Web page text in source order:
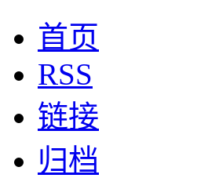
首页
RSS
链接
归档